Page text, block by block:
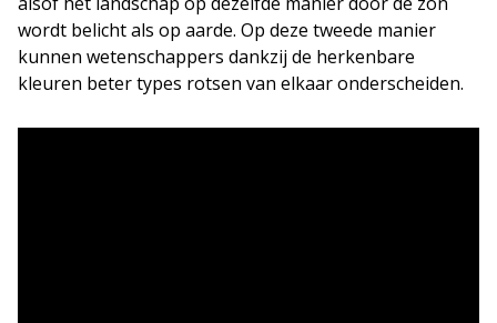
wordt belicht als op aarde. Op deze tweede manier
kunnen wetenschappers dankzij de herkenbare
kleuren beter types rotsen van elkaar onderscheiden.